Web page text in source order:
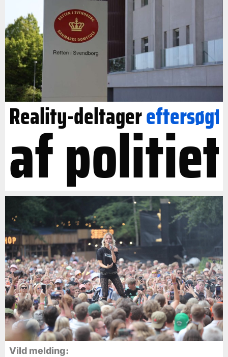
Reality-deltagereftersøgt
af politiet
Vild melding: